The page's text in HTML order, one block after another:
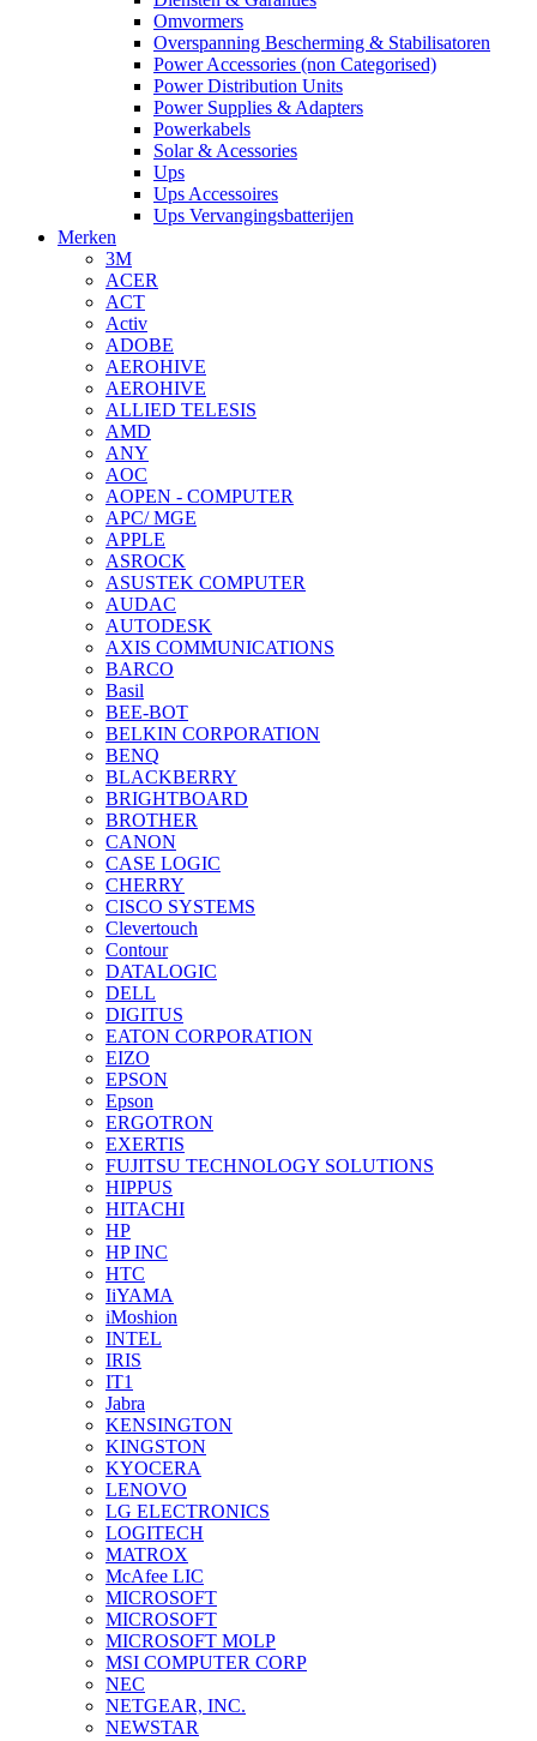
Omvormers
Overspanning Bescherming & Stabilisatoren
Power Accessories (non Categorised)
Power Distribution Units
Power Supplies & Adapters
Powerkabels
Solar & Acessories
Ups
Ups Accessoires
Ups Vervangingsbatterijen
Merken
3M
ACER
ACT
Activ
ADOBE
AEROHIVE
AEROHIVE
ALLIED TELESIS
AMD
ANY
AOC
AOPEN - COMPUTER
APC/ MGE
APPLE
ASROCK
ASUSTEK COMPUTER
AUDAC
AUTODESK
AXIS COMMUNICATIONS
BARCO
Basil
BEE-BOT
BELKIN CORPORATION
BENQ
BLACKBERRY
BRIGHTBOARD
BROTHER
CANON
CASE LOGIC
CHERRY
CISCO SYSTEMS
Clevertouch
Contour
DATALOGIC
DELL
DIGITUS
EATON CORPORATION
EIZO
EPSON
Epson
ERGOTRON
EXERTIS
FUJITSU TECHNOLOGY SOLUTIONS
HIPPUS
HITACHI
HP
HP INC
HTC
IiYAMA
iMoshion
INTEL
IRIS
IT1
Jabra
KENSINGTON
KINGSTON
KYOCERA
LENOVO
LG ELECTRONICS
LOGITECH
MATROX
McAfee LIC
MICROSOFT
MICROSOFT
MICROSOFT MOLP
MSI COMPUTER CORP
NEC
NETGEAR, INC.
NEWSTAR